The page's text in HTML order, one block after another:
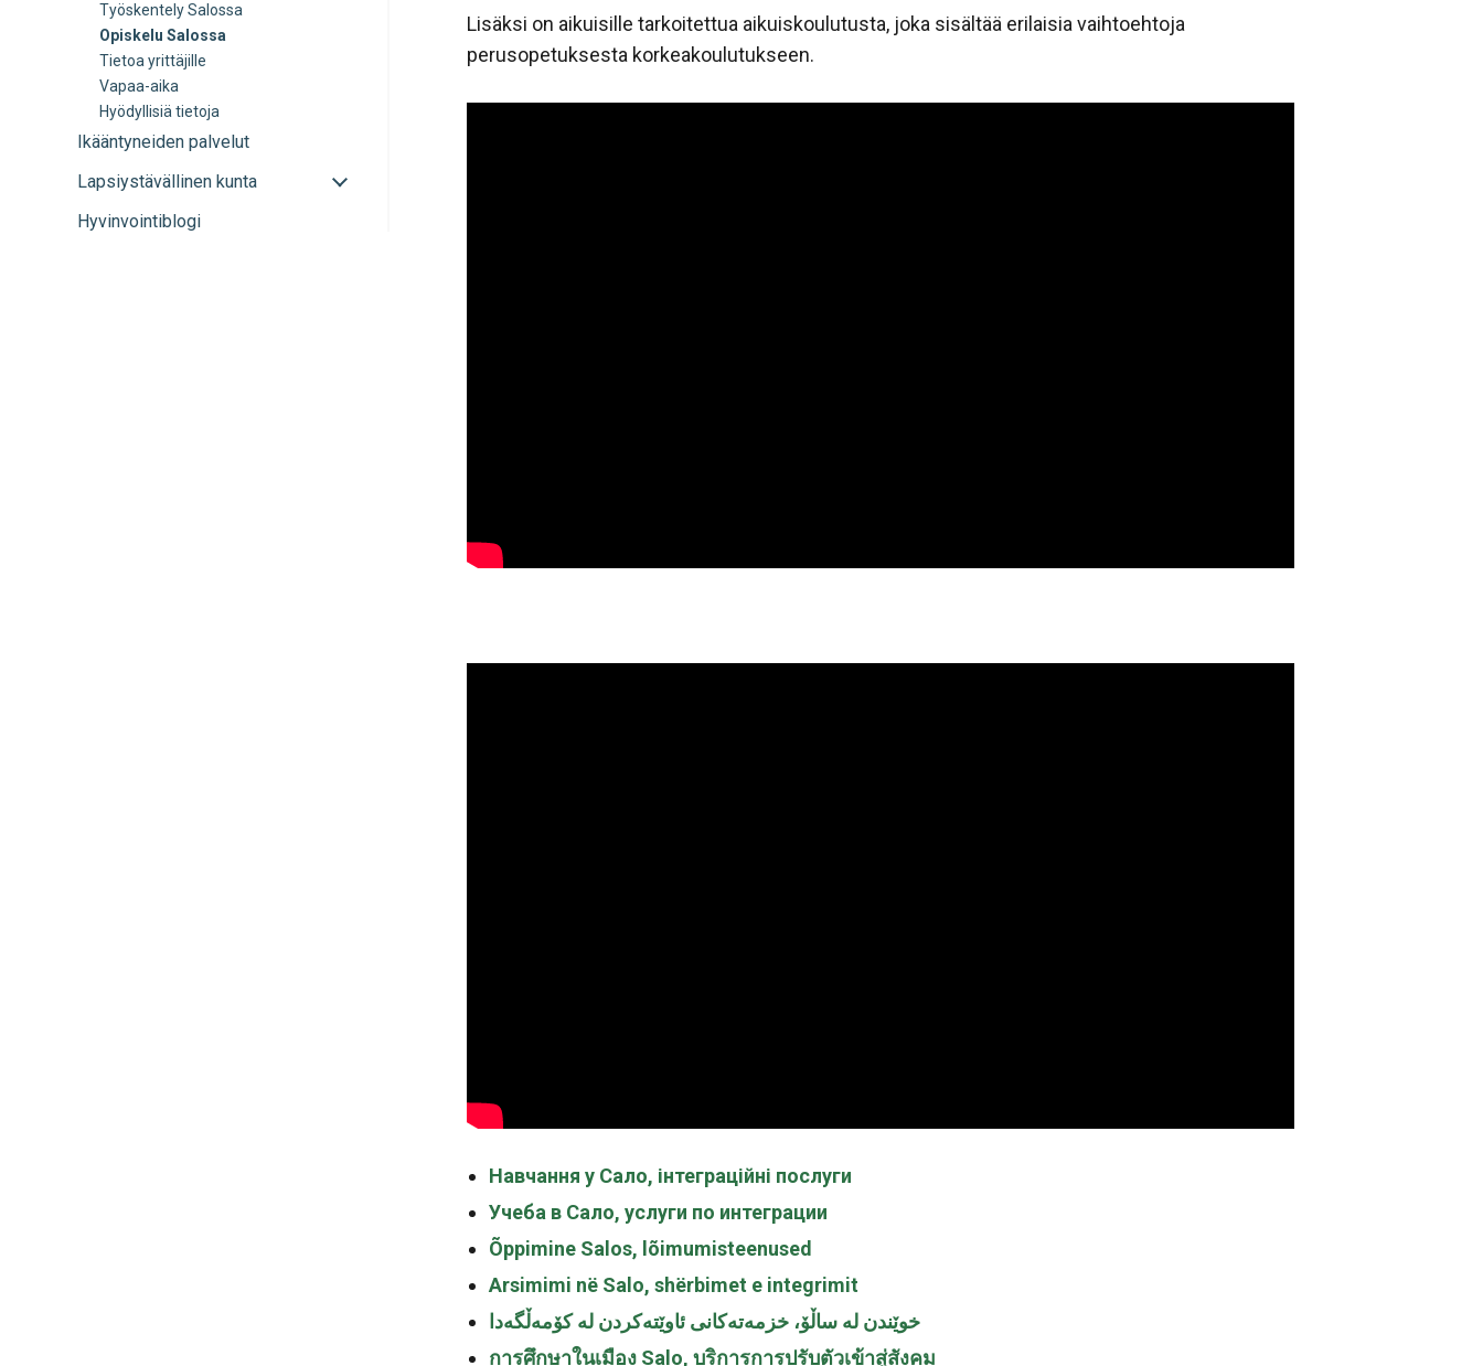
Työskentely Salossa
Opiskelu Salossa
Tietoa yrittäjille
Vapaa-aika
Hyödyllisiä tietoja
Ikääntyneiden palvelut
Lapsiystävällinen kunta
Avaa
Hyvinvointiblogi
Lisäksi on aikuisille tarkoitettua aikuiskoulutusta, joka sisältää erilaisia vaihtoehtoja
perusopetuksesta korkeakoulutukseen.
Навчання у Сало, інтеграційні послуги
Учеба в Сало, услуги по интеграции
Õppimine Salos, lõimumisteenused
Arsimimi në Salo, shërbimet e integrimit
خوێندن لە ساڵۆ، خزمەتەکانی ئاوێتەکردن لە کۆمەڵگەدا
การศึกษาในเมือง Salo, บริการการปรับตัวเข้าสู่สังคม